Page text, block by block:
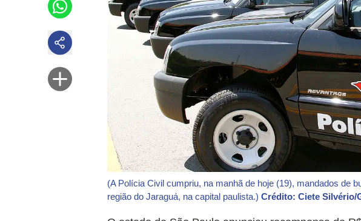
(A Polícia Civil cumpriu, na manhã de hoje (19), mandados de
região do Jaraguá, na capital paulista.)Crédito: Ciete Silvério/